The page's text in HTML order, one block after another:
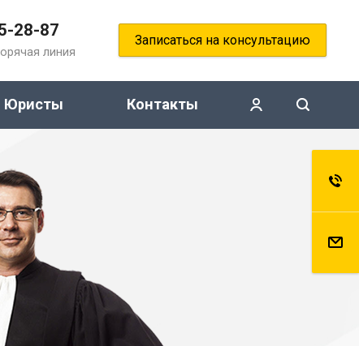
28-87
линия
Записаться на консультацию
Юристы Контакты